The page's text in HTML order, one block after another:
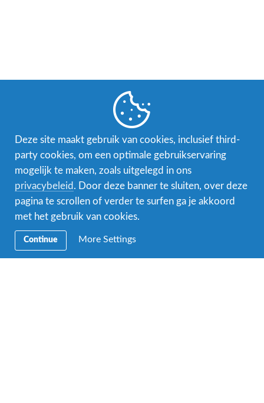
FacebookInstagramMessenger
Secundaire
Navigatie
Naar het buitenland
Word gastgezin
Deze site maakt gebruik van cookies, inclusief third-
party cookies, om een optimale gebruikservaring
mogelijk te maken, zoals uitgelegd in ons
privacybeleid . Door deze banner te sluiten, over deze
pagina te scrollen of verder te surfen ga je akkoord
met het gebruik van cookies.
Continue More Settings